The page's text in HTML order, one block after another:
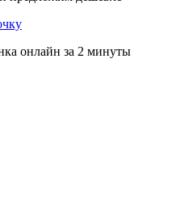
онлайн за 2 минуты